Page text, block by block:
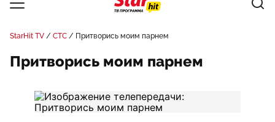
StarHit TV СТС Притворись моим парнем
Притворись моим парнем